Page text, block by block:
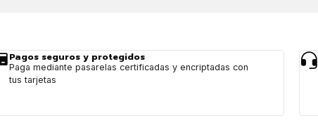
Pagos seguros y protegidos
Paga mediante pasarelas certificadas y encriptadas con
tus tarjetas